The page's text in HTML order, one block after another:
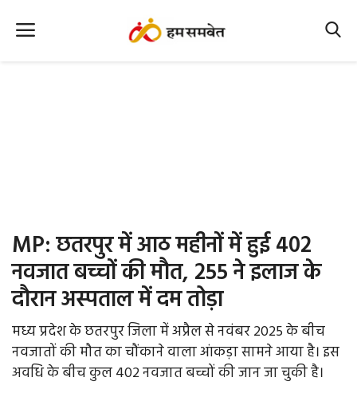
Office Office
Political Gossips
Farm & Food
Opinion
MP: छतरपुर में आठ महीनों में हुई 402
नवजात बच्चों की मौत, 255 ने इलाज के
दौरान अस्पताल में दम तोड़ा
मध्य प्रदेश के छतरपुर जिला में अप्रैल से नवंबर 2025 के बीच
नवजातों की मौत का चौंकाने वाला आंकड़ा सामने आया है। इस
अवधि के बीच कुल 402 नवजात बच्चों की जान जा चुकी है।